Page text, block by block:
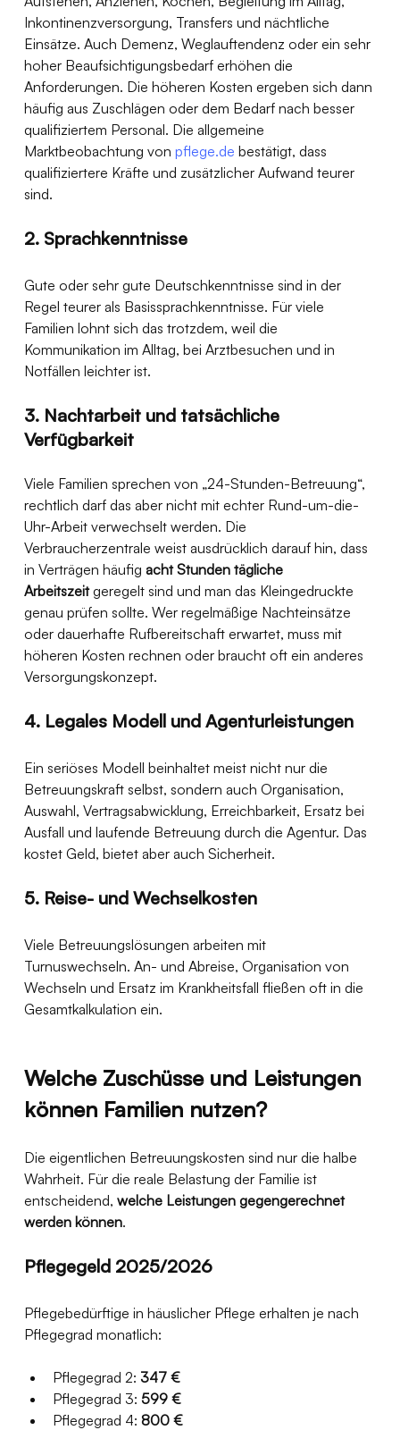
Inkontinenzversorgung, Transfers und nächtliche
Einsätze. Auch Demenz, Weglauftendenz oder ein sehr
hoher Beaufsichtigungsbedarf erhöhen die
Anforderungen. Die höheren Kosten ergeben sich dann
häufig aus Zuschlägen oder dem Bedarf nach besser
qualifiziertem Personal. Die allgemeine
Marktbeobachtung von pflege.de bestätigt, dass
qualifiziertere Kräfte und zusätzlicher Aufwand teurer
sind.
2. Sprachkenntnisse
Gute oder sehr gute Deutschkenntnisse sind in der
Regel teurer als Basissprachkenntnisse. Für viele
Familien lohnt sich das trotzdem, weil die
Kommunikation im Alltag, bei Arztbesuchen und in
Notfällen leichter ist.
3. Nachtarbeit und tatsächliche
Verfügbarkeit
Viele Familien sprechen von „24-Stunden-Betreuung“,
rechtlich darf das aber nicht mit echter Rund-um-die-
Uhr-Arbeit verwechselt werden. Die
Verbraucherzentrale weist ausdrücklich darauf hin, dass
in Verträgen häufig acht Stunden tägliche
Arbeitszeit geregelt sind und man das Kleingedruckte
genau prüfen sollte. Wer regelmäßige Nachteinsätze
oder dauerhafte Rufbereitschaft erwartet, muss mit
höheren Kosten rechnen oder braucht oft ein anderes
Versorgungskonzept.
4. Legales Modell und Agenturleistungen
Ein seriöses Modell beinhaltet meist nicht nur die
Betreuungskraft selbst, sondern auch Organisation,
Auswahl, Vertragsabwicklung, Erreichbarkeit, Ersatz bei
Ausfall und laufende Betreuung durch die Agentur. Das
kostet Geld, bietet aber auch Sicherheit.
5. Reise- und Wechselkosten
Viele Betreuungslösungen arbeiten mit
Turnuswechseln. An- und Abreise, Organisation von
Wechseln und Ersatz im Krankheitsfall fließen oft in die
Gesamtkalkulation ein.
Welche Zuschüsse und Leistungen
können Familien nutzen?
Die eigentlichen Betreuungskosten sind nur die halbe
Wahrheit. Für die reale Belastung der Familie ist
entscheidend, welche Leistungen gegengerechnet
werden können.
Pflegegeld 2025/2026
Pflegebedürftige in häuslicher Pflege erhalten je nach
Pflegegrad monatlich:
Pflegegrad 2: 347 €
Pflegegrad 3: 599 €
Pflegegrad 4: 800 €